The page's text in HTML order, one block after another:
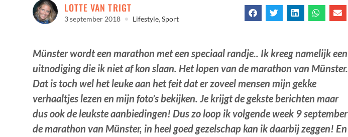
LOTTE VAN TRIGT
3 september 2018 Lifestyle,Sport
Münster wordt een marathon met een speciaal randje.. Ik kreeg namelijk een
uitnodiging die ik niet af kon slaan. Het lopen van de marathon van Münster.
Dat is toch wel het leuke aan het feit dat er zoveel mensen mijn gekke
verhaaltjes lezen en mijn foto’s bekijken. Je krijgt de gekste berichten maar
dus ook de leukste aanbiedingen! Dus zo loop ik volgende week 9 september
de marathon van Münster, in heel goed gezelschap kan ik daarbij zeggen! En